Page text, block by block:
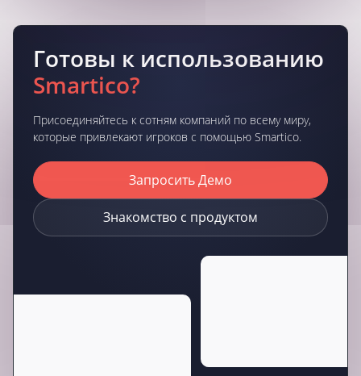
Готовы к использованию
Smartico?
Присоединяйтесь к сотням компаний по всему миру,
которые привлекают игроков с помощью Smartico.
Запросить Демо
Знакомство с продуктом